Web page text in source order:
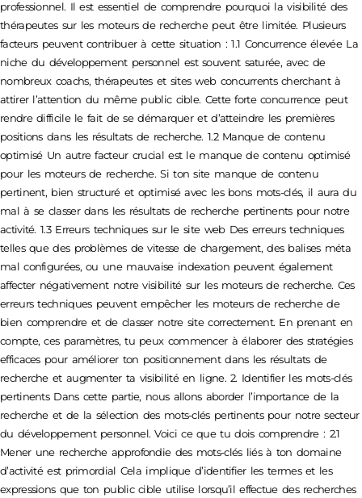
professionnel. Il est essentiel de comprendre pourquoi la visibilité des
thérapeutes sur les moteurs de recherche peut être limitée. Plusieurs
facteurs peuvent contribuer à cette situation : 1.1 Concurrence élevée La
niche du développement personnel est souvent saturée, avec de
nombreux coachs, thérapeutes et sites web concurrents cherchant à
attirer l’attention du même public cible. Cette forte concurrence peut
rendre difficile le fait de se démarquer et d’atteindre les premières
positions dans les résultats de recherche. 1.2 Manque de contenu
optimisé Un autre facteur crucial est le manque de contenu optimisé
pour les moteurs de recherche. Si ton site manque de contenu
pertinent, bien structuré et optimisé avec les bons mots-clés, il aura du
mal à se classer dans les résultats de recherche pertinents pour notre
activité. 1.3 Erreurs techniques sur le site web Des erreurs techniques
telles que des problèmes de vitesse de chargement, des balises méta
mal configurées, ou une mauvaise indexation peuvent également
affecter négativement notre visibilité sur les moteurs de recherche. Ces
erreurs techniques peuvent empêcher les moteurs de recherche de
bien comprendre et de classer notre site correctement. En prenant en
compte, ces paramètres, tu peux commencer à élaborer des stratégies
efficaces pour améliorer ton positionnement dans les résultats de
recherche et augmenter ta visibilité en ligne. 2. Identifier les mots-clés
pertinents Dans cette partie, nous allons aborder l’importance de la
recherche et de la sélection des mots-clés pertinents pour notre secteur
du développement personnel. Voici ce que tu dois comprendre : 2.1
Mener une recherche approfondie des mots-clés liés à ton domaine
d’activité est primordial Cela implique d’identifier les termes et les
expressions que ton public cible utilise lorsqu’il effectue des recherches